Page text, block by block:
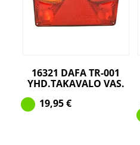
16321 DAFA TR-001
YHD.TAKAVALO VAS.
19,95€